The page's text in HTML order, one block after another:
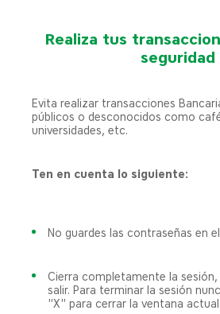
Realiza tus
seguridad
Evita realizar transacciones
públicos o desconocidos como
universidades, etc.
Ten en cuenta lo siguiente:
No guardes las contraseñas en
Cierra completamente la
salir. Para terminar la sesión
"X" para cerrar la ventana actual.